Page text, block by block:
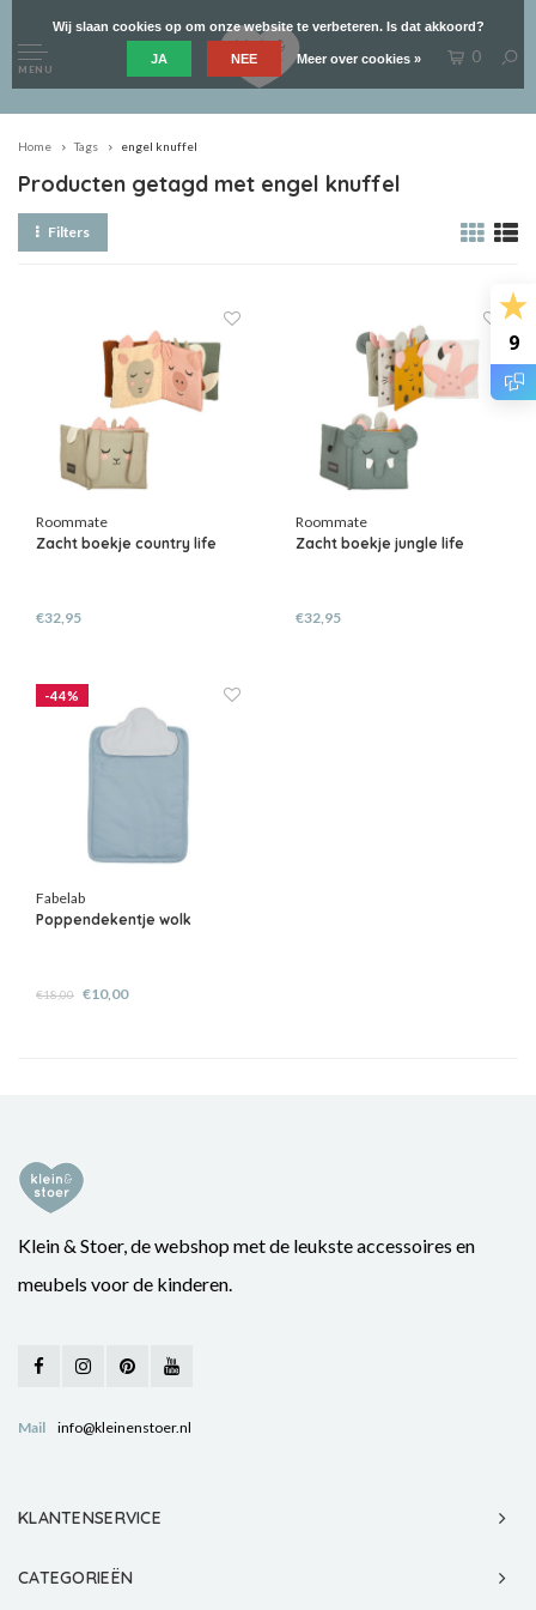
9
MENU
0
Home Tags engel knuffel
Producten getagd met engel knuffel
Filters
Roommate
Zacht boekje country life
€32,95
Roommate
Zacht boekje jungle life
€32,95
-44%
Fabelab
Poppendekentje wolk
€18,00 €10,00
Klein & Stoer, de webshop met de leukste accessoires en
meubels voor de kinderen.
Mail info@kleinenstoer.nl
KLANTENSERVICE
CATEGORIEËN
Wij slaan cookies op om onze website te verbeteren. Is dat akkoord?
JA NEE Meer over cookies »